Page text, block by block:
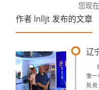
您现
作者 lnlljt发布的文章
奎一
处